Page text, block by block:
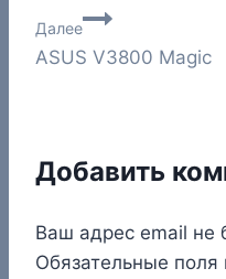
записям
Далее
ASUS V3800 Magic
Добавить
Ваш адрес email не
Обязательные